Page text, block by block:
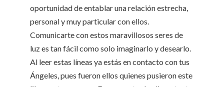
oportunidad de entablar una relación estrecha,
personal y muy particular con ellos.
Comunicarte con estos maravillosos seres de
luz es tan fácil como solo imaginarlo y desearlo.
Al leer estas líneas ya estás en contacto con tus
Ángeles, pues fueron ellos quienes pusieron este